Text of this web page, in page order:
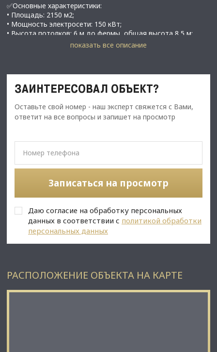
✅Основные характеристики:
• Площадь: 2150 м2;
• Мощность электросети: 150 кВт;
• Высота потолков: 6 м до фермы, общая высота 8,5 м;
• Арендная ставка - 2 236 000 руб./мес., 1040 руб/м2;
• Обеспечительный платеж - 100% (2 236 000 руб.);
С Уважением, Даниил Сигов.
показать все описание
ЗАИНТЕРЕСОВАЛ ОБЪЕКТ?
Оставьте свой номер - наш эксперт свяжется с Вами,
ответит на все вопросы и запишет на просмотр
Записаться на просмотр
Даю согласие на обработку персональных
данных в соответствии с политикой обработки
персональных данных
РАСПОЛОЖЕНИЕ ОБЪЕКТА НА КАРТЕ